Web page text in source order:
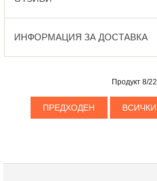
ИНФОРМАЦИЯ ЗА ДОСТАВКА
Продукт 8/22
ПРЕДХОДЕН ВСИЧКИ